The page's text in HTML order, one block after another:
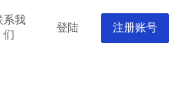
系我
们
登陆 注册账号